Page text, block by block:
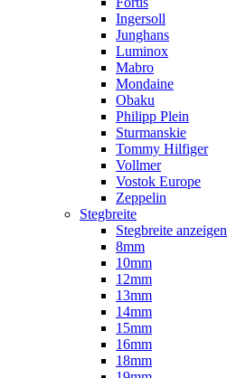
Ingersoll
Junghans
Luminox
Mabro
Mondaine
Obaku
Philipp Plein
Sturmanskie
Tommy Hilfiger
Vollmer
Vostok Europe
Zeppelin
Stegbreite
Stegbreite anzeigen
8mm
10mm
12mm
13mm
14mm
15mm
16mm
18mm